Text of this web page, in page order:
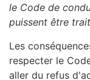
le Code de
puissent être
Les
respecter le
aller du refus